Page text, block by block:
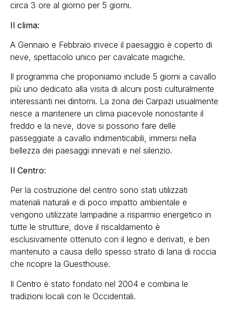
circa 3 ore al giorno per 5 giorni.
Il clima:
A Gennaio e Febbraio invece il paesaggio è coperto di
neve, spettacolo unico per cavalcate magiche.
Il programma che proponiamo include 5 giorni a cavallo
più uno dedicato alla visita di alcuni posti culturalmente
interessanti nei dintorni. La zona dei Carpazi usualmente
riesce a mantenere un clima piacevole nonostante il
freddo e la neve, dove si possono fare delle
passeggiate a cavallo indimenticabili, immersi nella
bellezza dei paesaggi innevati e nel silenzio.
Il Centro:
Per la costruzione del centro sono stati utilizzati
materiali naturali e di poco impatto ambientale e
vengono utilizzate lampadine a risparmio energetico in
tutte le strutture, dove il riscaldamento è
esclusivamente ottenuto con il legno e derivati, e ben
mantenuto a causa dello spesso strato di lana di roccia
che ricopre la Guesthouse.
Il Centro è stato fondato nel 2004 e combina le
tradizioni locali con le Occidentali.